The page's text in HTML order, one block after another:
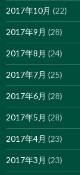
2017年10月 (22)
2017年9月 (28)
2017年8月 (24)
2017年7月 (25)
2017年6月 (28)
2017年5月 (28)
2017年4月 (23)
2017年3月 (23)